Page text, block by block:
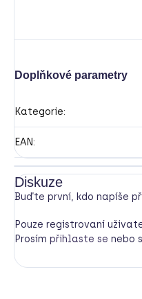
Doplňkové parametry
Kategorie:
EAN:
Diskuze
Buďte první, kdo napíše
Pouze registrovaní
Prosím přihlaste se nebo